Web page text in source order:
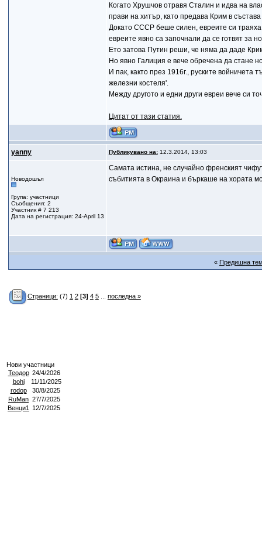
Когато Хрушчов отравя Сталин и идва на
прави на хитър, като предава Крим в
Докато СССР беше силен, евреите си
евреите явно са започнали да се готвят за
Ето затова Путин реши, че няма да даде
Но явно Галиция е вече обречена да стане
И пак, както през 1916г., руските
железни костеля'.
Между другото и едни други евреи вече си
Цитат от тази статия.
yanny Публикувано на:12.3.2014, 13:03
Новодошъл
Група: участници
Съобщения: 2
Участник # 7 213
Дата на регистрация: 24-April 13
Самата истина, не случайно френският
събитията в Окраина и бъркаше на хората
« Предишна
Страници: (7) 1 2 [3] 4 5... последна »
Нови участници
Теодор 24/4/2026
bohi
11/11/2025
rodop
30/8/2025
RuMan 27/7/2025
Венци1
12/7/2025